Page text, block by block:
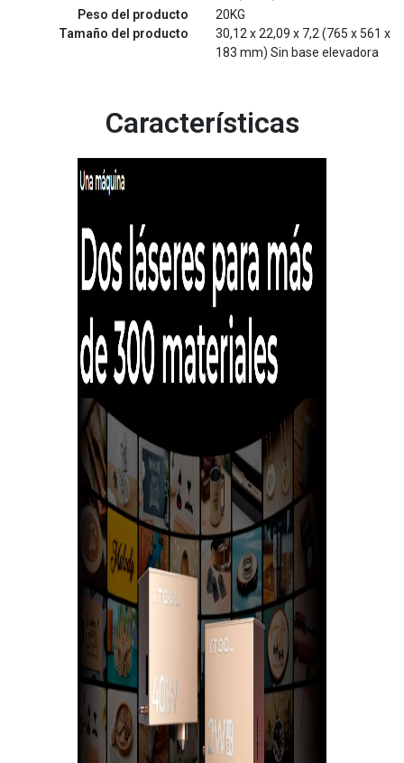
Peso del producto
20KG
Tamaño del producto
30,12 x 22,09 x 7,2 (765 x 561 x
183 mm) Sin base elevadora
Características